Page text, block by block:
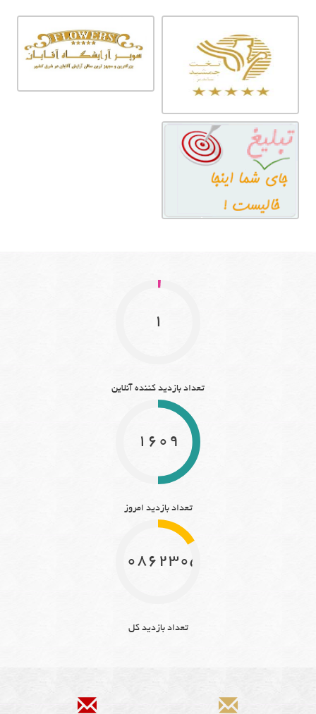
1
تعداد بازدید کننده آنلاین
1609
تعداد بازدید امروز
10862305
تعداد بازدید کل